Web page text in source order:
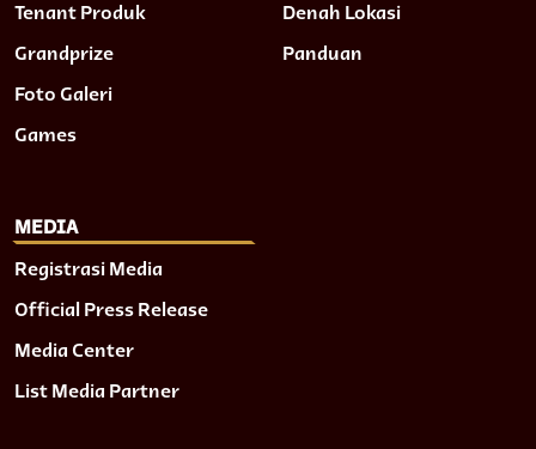
Tenant Produk
Grandprize
Foto Galeri
Games
Denah Lokasi
Panduan
MEDIA
Registrasi Media
Official Press Release
Media Center
List Media Partner